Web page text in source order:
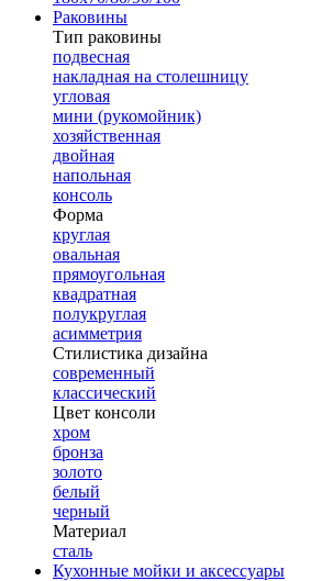
Раковины
Тип раковины
подвесная
накладная на столешницу
угловая
мини (рукомойник)
хозяйственная
двойная
напольная
консоль
Форма
круглая
овальная
прямоугольная
квадратная
полукруглая
асимметрия
Стилистика дизайна
современный
классический
Цвет консоли
хром
бронза
золото
белый
черный
Материал
сталь
Кухонные мойки и аксессуары